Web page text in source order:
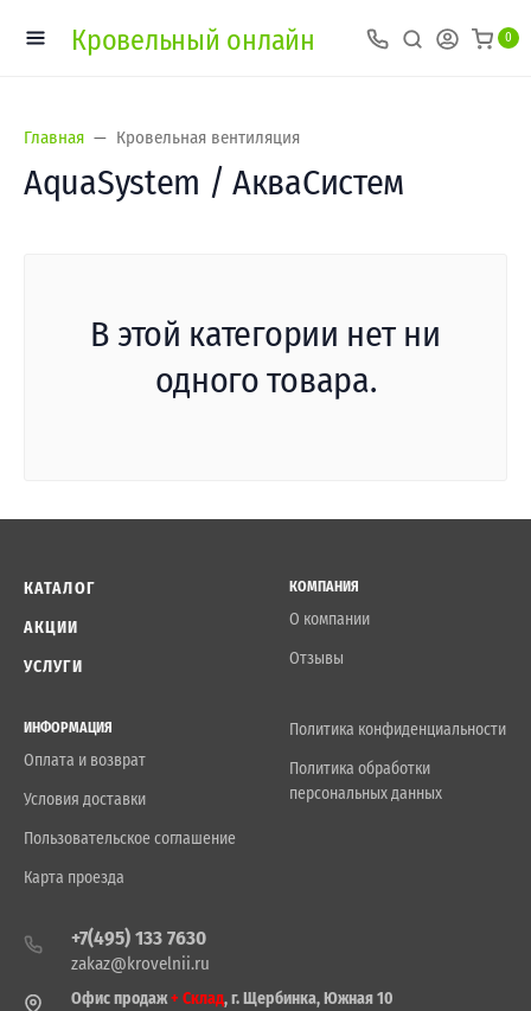
Кровельный онлайн 0
Главная Кровельная вентиляция
AquaSystem / АкваСистем
В этой категории нет ни
одного товара.
КАТАЛОГ
АКЦИИ
УСЛУГИ
КОМПАНИЯ
О компании
Отзывы
ИНФОРМАЦИЯ
Оплата и возврат
Условия доставки
Пользовательское соглашение
Карта проезда
Политика конфиденциальности
Политика обработки
персональных данных
+7(495) 133 7630
zakaz@krovelnii.ru
Офис продаж+ Склад, г. Щербинка, Южная 10